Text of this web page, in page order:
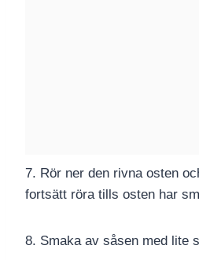
7. Rör ner den rivna osten
fortsätt röra tills osten har
8. Smaka av såsen med lite